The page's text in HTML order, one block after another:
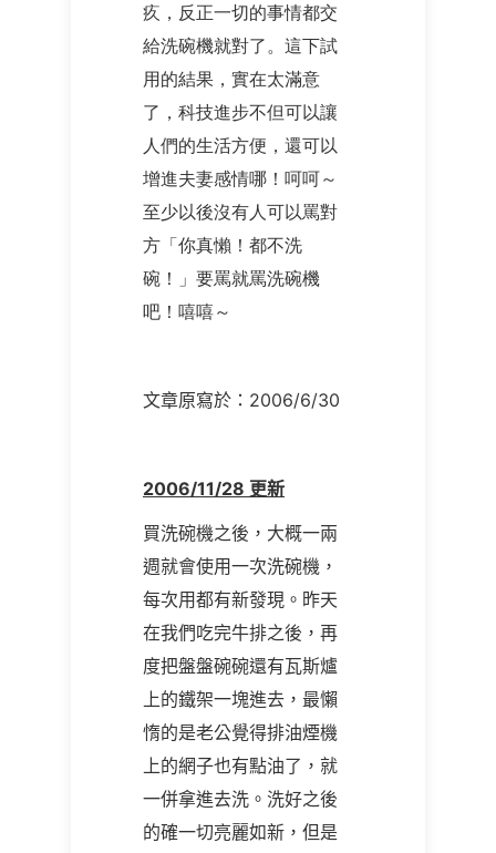
疚，反正一切的事情都交
給洗碗機就對了。這下試
用的結果，實在太滿意
了，科技進步不但可以讓
人們的生活方便，還可以
增進夫妻感情哪！呵呵～
至少以後沒有人可以罵對
方「你真懶！都不洗
碗！」要罵就罵洗碗機
吧！嘻嘻～
文章原寫於： 2006/6/30
2006/11/28 更新
買洗碗機之後，大概一兩
週就會使用一次洗碗機，
每次用都有新發現。昨天
在我們吃完牛排之後，再
度把盤盤碗碗還有瓦斯爐
上的鐵架一塊進去，最懶
惰的是老公覺得排油煙機
上的網子也有點油了，就
一併拿進去洗。洗好之後
的確一切亮麗如新，但是